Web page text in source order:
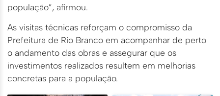
população”, afirmou.
As visitas técnicas reforçam o compromisso da
Prefeitura de Rio Branco em acompanhar de perto
o andamento das obras e assegurar que os
investimentos realizados resultem em melhorias
concretas para a população.